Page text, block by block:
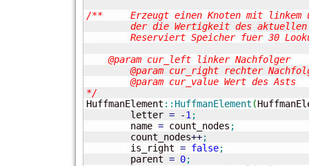
/**	Erzeugt einen Knoten mit linkem und rechtem Nachfolger, sowie einem Wert,
    @param cur_left linker Nachfolger
	@param cur_right rechter Nachfolger
	@param cur_value Wert des Asts
*/
HuffmanElement :: HuffmanElement (
	letter
= -1;
	name
= count_nodes ;
	count_nodes
++;
	is_right
= false;
	parent
= 0;